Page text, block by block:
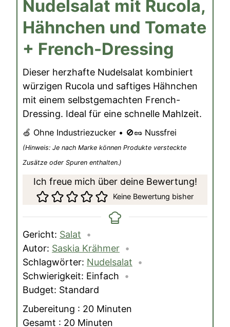
Nudelsalat mit Rucola,
Hähnchen und Tomate
+ French-Dressing
Dieser herzhafte Nudelsalat kombiniert
würzigen Rucola und saftiges Hähnchen
mit einem selbstgemachten French-
Dressing. Ideal für eine schnelle Mahlzeit.
🍏 Ohne Industriezucker • 🚫🥜 Nussfrei
(Hinweis: Je nach Marke können Produkte versteckte
Zusätze oder Spuren enthalten.)
Ich freue mich über deine Bewertung!
Keine Bewertung bisher
Gericht: Salat
Autor: Saskia Krähmer
Schlagwörter: Nudelsalat
Schwierigkeit: Einfach
Budget: Standard
Zubereitung : 20Minuten
Minuten
Gesamt : 20Minuten
Minuten